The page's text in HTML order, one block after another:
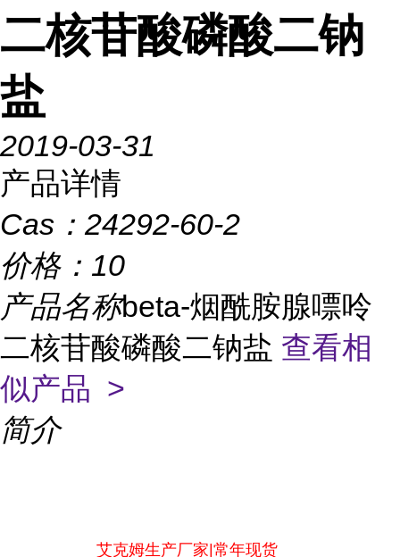
二核苷酸磷酸二钠
盐
2019-03-31
产品详情
Cas： 24292-60-2
价格： 10
产品名称beta-烟酰胺腺嘌呤
二核苷酸磷酸二钠盐 查看相
似产品 >
简介
艾克姆生产厂家|常年现货